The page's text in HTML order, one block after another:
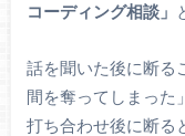
コーディング相談」
話を聞いた後に断る
間を奪ってしまった
打ち合わせ後に断る